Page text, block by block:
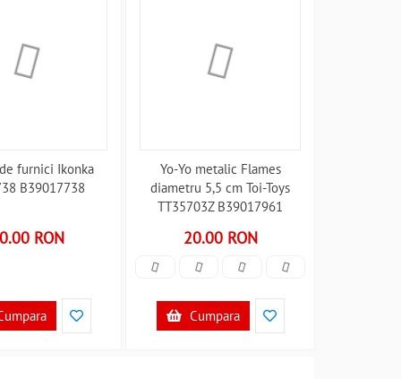
furnici Ikonka
B39017738
RON
Yo-Yo metalic Flames
diametru 5,5 cm Toi-Toys
TT35703Z B39017961
20.00 RON
Cumpara